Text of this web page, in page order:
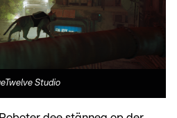
Studio